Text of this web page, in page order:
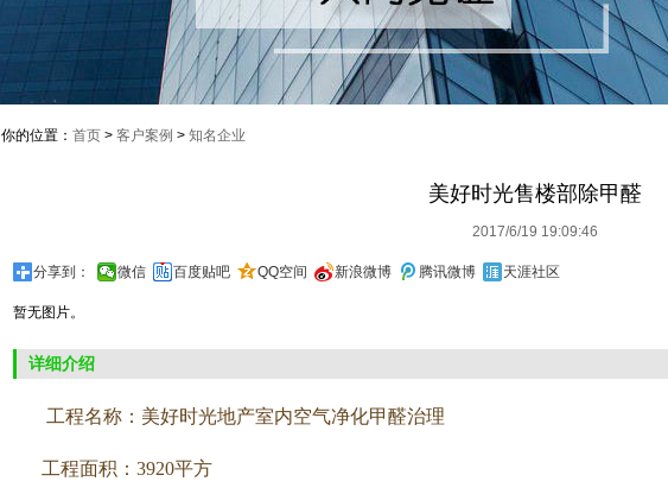
你的位置： 首页 > 客户案例 > 知名企业
美好时光售楼部除甲醛
2017/6/19 19:09:46
分享到： 微信 百度贴吧 QQ空间 新浪微博 腾讯微博 天涯社区
暂无图片。
详细介绍
工程名称：美好时光地产室内空气净化甲醛治理
工程面积：3920平方